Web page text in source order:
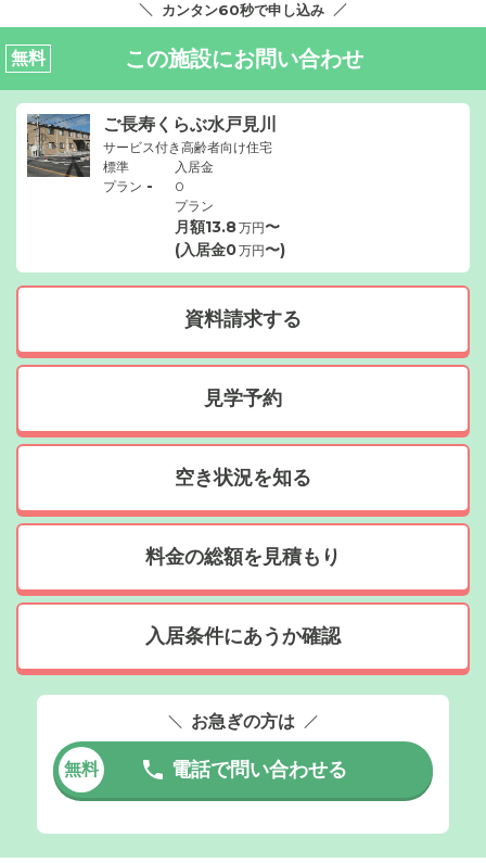
カンタン60秒で申し込み
無料 この施設にお問い合わせ
ご長寿くらぶ水戸見川
サービス付き高齢者向け住宅
標準
プラン -
入居金
0
プラン
月額13.8万円〜
(入居金0万円〜)
資料請求する
見学予約
空き状況を知る
料金の総額を見積もり
入居条件にあうか確認
お急ぎの方は
無料 電話で問い合わせる